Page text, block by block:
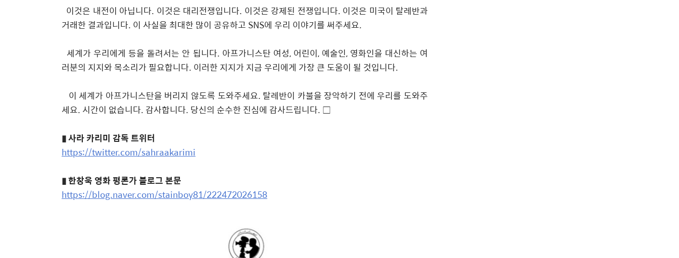
이것은 내전이 아닙니다. 이것은 대리전쟁입니다. 이것은 강제된 전쟁입니다. 이것은 미국이 탈레반과
거래한 결과입니다. 이 사실을 최대한 많이 공유하고 SNS에 우리 이야기를 써주세요.
세계가 우리에게 등을 돌려서는 안 됩니다. 아프가니스탄 여성, 어린이, 예술인, 영화인을 대신하는 여
러분의 지지와 목소리가 필요합니다. 이러한 지지가 지금 우리에게 가장 큰 도움이 될 것입니다.
이 세계가 아프가니스탄을 버리지 않도록 도와주세요. 탈레반이 카불을 장악하기 전에 우리를 도와주
세요. 시간이 없습니다. 감사합니다. 당신의 순수한 진심에 감사드립니다. □
▮사라 카리미 감독 트위터
https://twitter.com/sahraakarimi
▮한창욱 영화 평론가 블로그 본문
https://blog.naver.com/stainboy81/222472026158